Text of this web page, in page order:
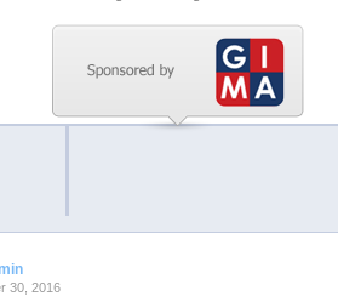
30, 2016